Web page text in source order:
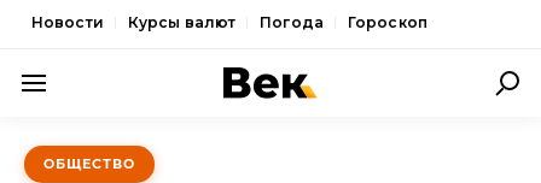
Новости Курсы валют Погода Гороскоп
ПОЛИТИКА
ОБЩЕСТВО